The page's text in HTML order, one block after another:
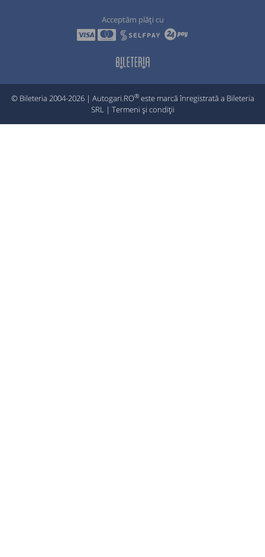
Acceptăm plăți cu
© Bileteria 2004-2026 | Autogari.RO®este marcă înregistrată a Bileteria
SRL | Termeni și condiții